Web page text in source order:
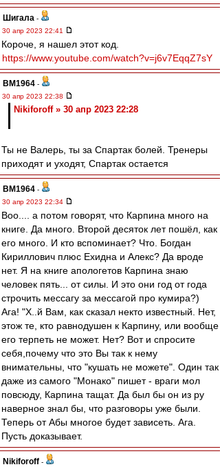
Шигала -
30 апр 2023 22:41
Короче, я нашел этот код.
https://www.youtube.com/watch?v=j6v7EqqZ7sY
BM1964 -
30 апр 2023 22:38
Nikiforoff » 30 апр 2023 22:28
Ты не Валерь, ты за Спартак болей. Тренеры
приходят и уходят, Спартак остается
BM1964 -
30 апр 2023 22:34
Воо.... а потом говорят, что Карпина много на
книге. Да много. Второй десяток лет пошёл, как
его много. И кто вспоминает? Что. Богдан
Кириллович плюс Ехидна и Алекс? Да вроде
нет. Я на книге апологетов Карпина знаю
человек пять... от силы. И это они год от года
строчить мессагу за мессагой про кумира?)
Ага! "Х..й Вам, как сказал некто известный. Нет,
этож те, кто равнодушен к Карпину, или вообще
его терпеть не может. Нет? Вот и спросите
себя,почему что это Вы так к нему
внимательны, что "кушать не можете". Один так
даже из самого "Монако" пишет - враги мол
повсюду, Карпина тащат. Да был бы он из ру
наверное знал бы, что разговоры уже были.
Теперь от Абы многое будет зависеть. Ага.
Пусть доказывает.
Nikiforoff -